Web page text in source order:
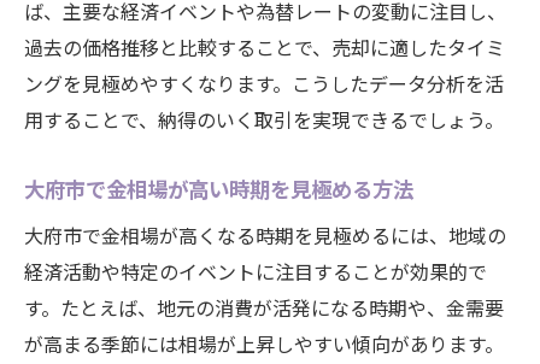
ば、主要な経済イベントや為替レートの変動に注目し、
過去の価格推移と比較することで、売却に適したタイミ
ングを見極めやすくなります。こうしたデータ分析を活
用することで、納得のいく取引を実現できるでしょう。
大府市で金相場が高い時期を見極める方法
大府市で金相場が高くなる時期を見極めるには、地域の
経済活動や特定のイベントに注目することが効果的で
す。たとえば、地元の消費が活発になる時期や、金需要
が高まる季節には相場が上昇しやすい傾向があります。